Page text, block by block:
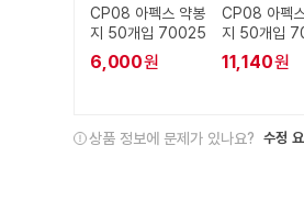
CP08 아펙스 약봉
지 50개입 70025
6,000원
CP08 아펙
지 50개입
11,140원
상품 정보에 문제가 있나요? 수정